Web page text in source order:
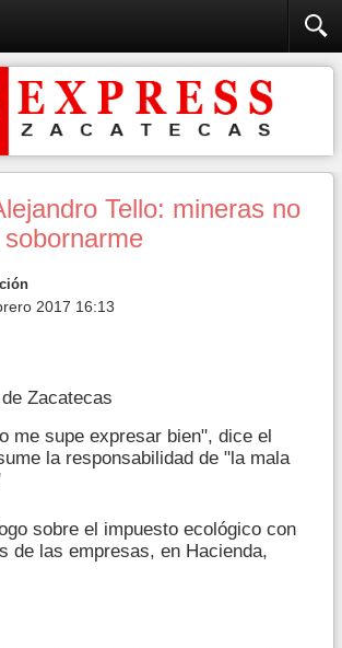
Tello: mineras no
2017 16:13
Zacatecas
me supe expresar bien", dice el
la responsabilidad de "la mala
sobre el impuesto ecológico con
de las empresas, en Hacienda,